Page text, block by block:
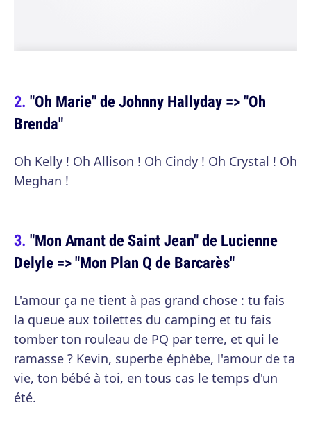
"Oh Marie" de Johnny Hallyday => "Oh
Brenda"
Oh Kelly ! Oh Allison ! Oh Cindy ! Oh Crystal ! Oh
Meghan !
"Mon Amant de Saint Jean" de Lucienne
Delyle => "Mon Plan Q de Barcarès"
L'amour ça ne tient à pas grand chose : tu fais
la queue aux toilettes du camping et tu fais
tomber ton rouleau de PQ par terre, et qui le
ramasse ? Kevin, superbe éphèbe, l'amour de ta
vie, ton bébé à toi, en tous cas le temps d'un
été.